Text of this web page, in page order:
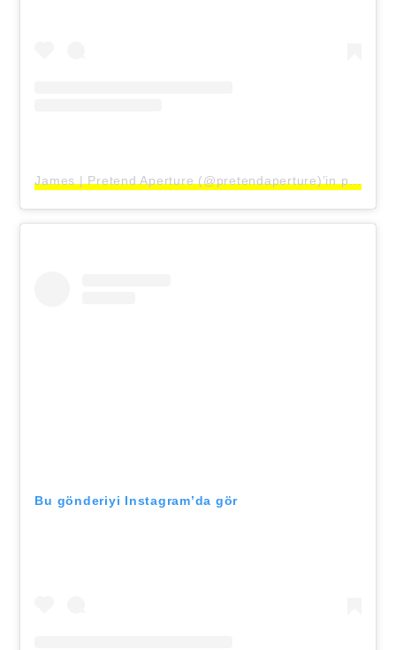
Bu gönderiyi Instagram’da gör